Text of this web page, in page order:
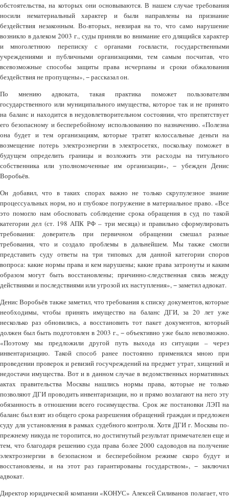
обстоятельства, на которых они основываются. В нашем случае требования
носили нематериальный характер и были направлены на признание
бездействия незаконным. Во-вторых, невзирая на то, что само нарушение
возникло в далеком 2003 г., суды приняли во внимание его длящийся характер
и многолетнюю переписку с органами госвласти, государственными
учреждениями и публичными организациями, тем самым посчитав, что
всевозможные способы защиты права исчерпаны и сроки обжалования
бездействия не пропущены», − рассказал он.
По мнению адвоката, такая практика поможет пользователям
государственного или муниципального имущества, которое так и не принято
на баланс и находится в неудовлетворительном состоянии, что препятствует
его безопасному и бесперебойному использованию по назначению. «Полезна
она будет и тем организациям, которые тратят колоссальные деньги на
возмещение потерь электроэнергии в электросетях, поскольку поможет в
будущем определить границы и возложить эти расходы на титульного
собственника или уполномоченные им организации», − убежден Денис
Воробьёв.
Он добавил, что в таких спорах важно не только скрупулезное знание
процессуальных норм, но и глубокое погружение в материальное право. «Все
это помогло нам обосновать соблюдение срока обращения в суд по такой
категории дел (ст. 198 АПК РФ – три месяца) и правильно сформулировать
требования: доверитель при первичном обращении смешал разные
требования, что и создало проблемы в дальнейшем. Мы также смогли
представить суду ответы на три типовых для данной категории споров
вопроса: какие нормы права и кем нарушены; какие права затронуты и каким
образом могут быть восстановлены; причинно-следственная связь между
действиями и последствиями или угрозой их наступления», − заметил адвокат.
Денис Воробьёв также заметил, что требования к списку документов, которые
необходимы, чтобы принять имущество на баланс ДГИ, за 20 лет уже
несколько раз обновились, а восстановить тот пакет документов, который
должен был быть подготовлен в 2003 г., − объективно уже было невозможно.
«Поэтому мы предложили другой путь выхода из ситуации – через
инвентаризацию. Такой способ ранее постоянно применялся мною при
проведении проверок и ревизий госучреждений на предмет утрат, хищений и
недостачи имущества. Вот и в данном случае в ведомственных нормативных
актах правительства Москвы нашлись нормы права, которые не только
позволяют ДГИ проводить инвентаризации, но и прямо возлагают на него эту
обязанность в отношении всего госимущества. Срок же постановки ЛЭП на
баланс был взят из общего срока разрешения обращений граждан и предложен
суду для установления в рамках судебного контроля. Хотя ДГИ г. Москвы по-
прежнему никуда не торопится, но достигнутый результат примечателен еще и
тем, что благодаря решению суда права более 2000 садоводов на получение
электроэнергии в безопасном и бесперебойном режиме скоро будут и
восстановлены, и на этот раз гарантированы государством», − заключил
адвокат.
Директор юридической компании «КОНУС» Алексей Силиванов полагает, что